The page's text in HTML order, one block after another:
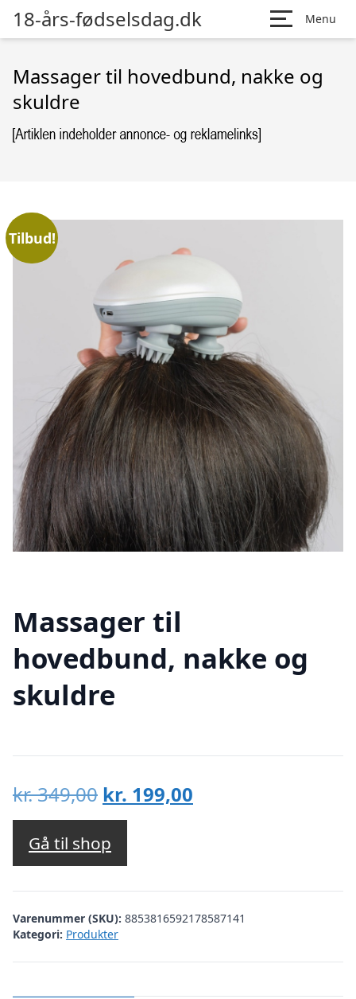
18-års-fødselsdag.dk Menu
Massager til hovedbund, nakke og
skuldre
Tilbud!
Massager til
hovedbund, nakke og
skuldre
kr.349,00 Den
oprindelige
pris
var:
kr. 349,00.
kr. 199,00
kr. 199,00.
Gå til shop
Varenummer (SKU): 8853816592178587141
Kategori: Produkter